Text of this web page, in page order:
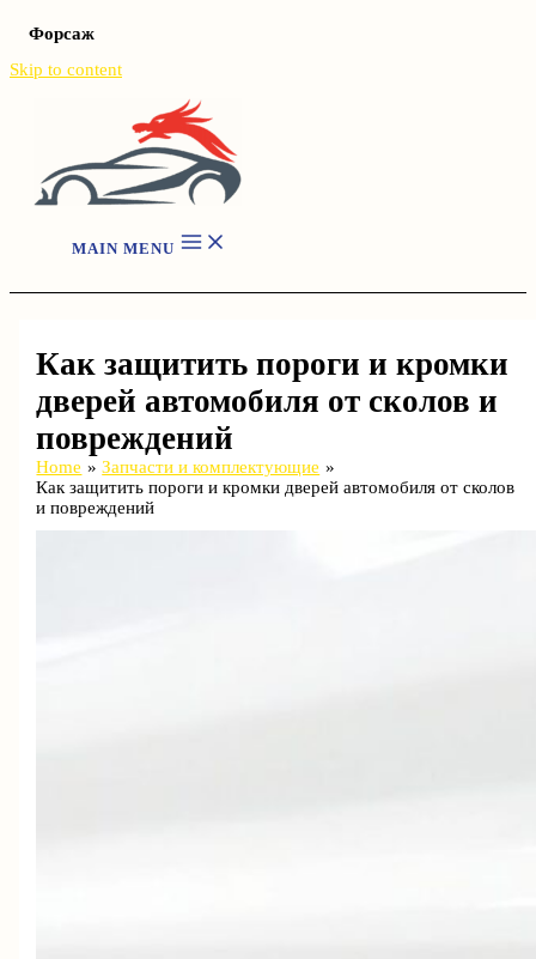
Форсаж
Skip to content
MAIN MENU
Как защитить пороги и кромки
дверей автомобиля от сколов и
повреждений
Home
Запчасти и комплектующие
Как защитить пороги и кромки дверей автомобиля от сколов
и повреждений